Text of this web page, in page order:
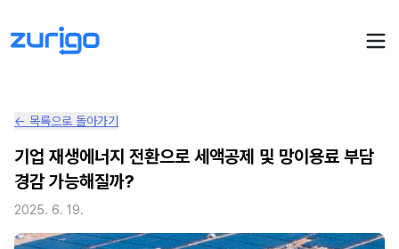
PPA 계약
수요기업 PPA 계산
발전소 PPA 계산
PPA 관리
PPA 모니터링
PPA 매뉴얼
← 목록으로 돌아가기
기업 재생에너지 전환으로 세액공제 및 망이용료 부담
경감 가능해질까?
2025. 6. 19.